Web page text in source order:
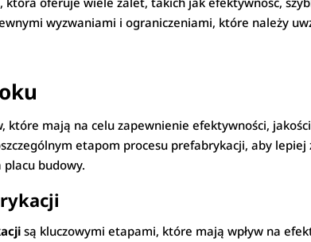
wyzwaniami i ograniczeniami, które należy
które mają na celu zapewnienie efektywności,
etapom procesu prefabrykacji, aby lepiej
budowy.
są kluczowymi etapami, które mają wpływ na